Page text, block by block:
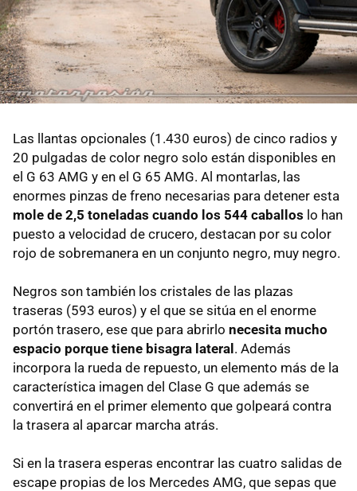
Las llantas opcionales (1.430 euros) de cinco radios y
20 pulgadas de color negro solo están disponibles en
el G 63 AMG y en el G 65 AMG. Al montarlas, las
enormes pinzas de freno necesarias para detener esta
mole de 2,5 toneladas cuando los 544 caballos lo han
puesto a velocidad de crucero, destacan por su color
rojo de sobremanera en un conjunto negro, muy negro.
Negros son también los cristales de las plazas
traseras (593 euros) y el que se sitúa en el enorme
portón trasero, ese que para abrirlo necesita mucho
espacio porque tiene bisagra lateral. Además
incorpora la rueda de repuesto, un elemento más de la
característica imagen del Clase G que además se
convertirá en el primer elemento que golpeará contra
la trasera al aparcar marcha atrás.
Si en la trasera esperas encontrar las cuatro salidas de
escape propias de los Mercedes AMG, que sepas que